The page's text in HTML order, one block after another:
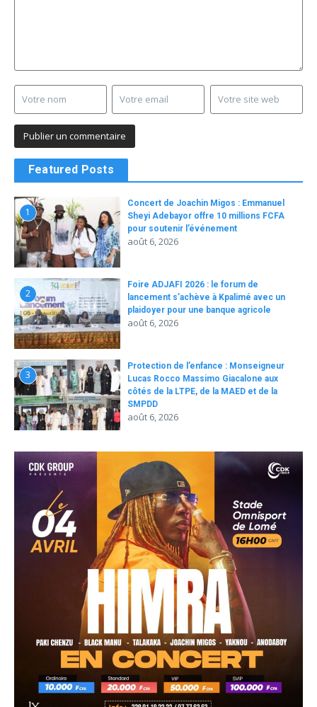
Featured Posts
1
Concert de Joachin Migos : Emmanuel
Sheyi Adebayor offre 10 millions FCFA
pour soutenir l’événement
août 6, 2026
2
Foire ADJAFI 2026 : le forum de
lancement s’achève à Kpalimé avec un
plaidoyer pour une banque agricole
août 6, 2026
3
Protection de l’enfance : Monseigneur
Lucas Rocco Massimo Giacalone aux
côtés de la LTPE, de la MAED et de la
SMPDD
août 6, 2026